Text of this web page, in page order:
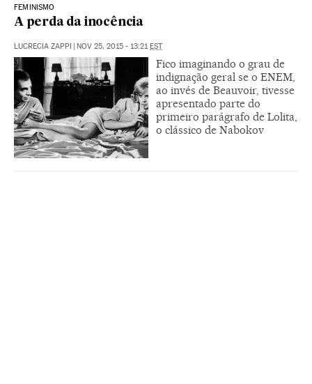
FEMINISMO
A perda da inocência
LUCRECIA ZAPPI | NOV 25, 2015 - 13:21EST
Fico imaginando o grau de
indignação geral se o ENEM,
ao invés de Beauvoir, tivesse
apresentado parte do
primeiro parágrafo de Lolita,
o clássico de Nabokov